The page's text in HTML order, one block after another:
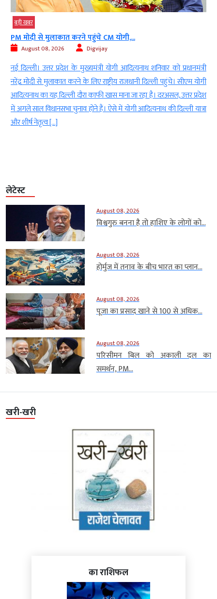
बड़ी खबर
PM मोदी से मुलाकात करने पहुंचे CM योगी,...
August 08, 2026 Digvijay
नई दिल्ली। उत्तर प्रदेश के मुख्यमंत्री योगी आदित्यनाथ शनिवार को प्रधानमंत्री
नरेंद्र मोदी से मुलाकात करने के लिए राष्ट्रीय राजधानी दिल्ली पहुंचे। सीएम योगी
आदित्यनाथ का यह दिल्ली दौरा काफी खास माना जा रहा है। दरअसल, उत्तर प्रदेश
में अगले साल विधानसभा चुनाव होने हैं। ऐसे में योगी आदित्यनाथ की दिल्ली यात्रा
और शीर्ष नेतृत्व […]
लेटेस्ट
August 08, 2026
विश्वगुरु बनना है तो हाशिए के लोगों को...
August 08, 2026
होर्मुज में तनाव के बीच भारत का प्लान...
August 08, 2026
पूजा का प्रसाद खाने से 100 से अधिक...
August 08, 2026
परिसीमन बिल को अकाली दल का
समर्थन, PM...
खरी-खरी
का राशिफल